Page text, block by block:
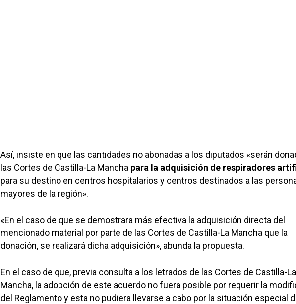
Así, insiste en que las cantidades no abonadas a los diputados «serán
las Cortes de Castilla-La Mancha para la adquisición de respiradores
para su destino en centros hospitalarios y centros destinados a las
mayores de la región».
«En el caso de que se demostrara más efectiva la adquisición directa del
mencionado material por parte de las Cortes de Castilla-La Mancha que la
donación, se realizará dicha adquisición», abunda la propuesta.
En el caso de que, previa consulta a los letrados de las Cortes de Castilla-La
Mancha, la adopción de este acuerdo no fuera posible por requerir la
del Reglamento y esta no pudiera llevarse a cabo por la situación especial